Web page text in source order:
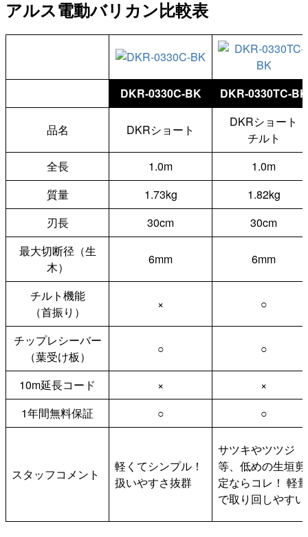
アルス電動バリカン比較表
DKR-0330C-BK DKR-0330TC-BK
品名 DKRショート
DKRショート
チルト
全長
1.0m
1.0m
質量
1.73kg
1.82kg
刃長
30cm
30cm
最大切断径（生
木）
6mm 6mm
チルト機能
（首振り）
× ○
チップレシーバー
（葉受け板）
○ ○
10m延長コード ×
×
1年間無料保証
○ ○
スタッフコメント
軽くてシンプル！
扱いやすさ抜群
サツキやツツジ
等、低めの生垣剪
定ならコレ！ 軽量
で取り回しやすい